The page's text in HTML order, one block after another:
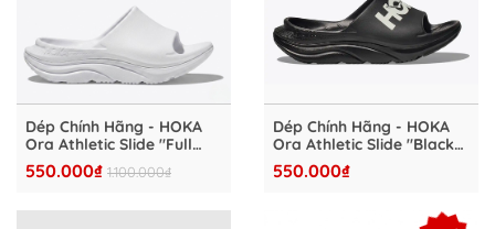
Dép Chính Hãng - HOKA
Ora Athletic Slide "Full
White" - HKA4827-12
550.000₫ 1.100.000₫
Dép Chính Hãng - HOKA
Ora Athletic Slide "Black"
- HKA4827-10
550.000₫